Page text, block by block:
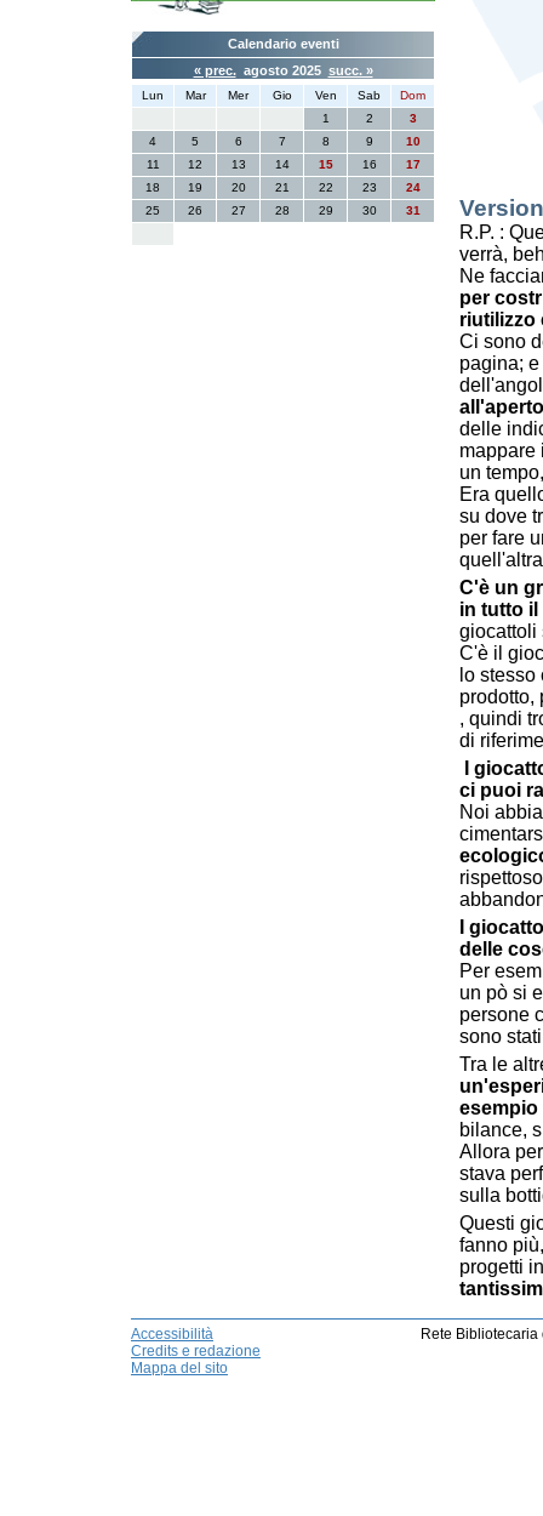
R.P. :
verrà,
Ne
per
riutilizzo
Ci sono
pagina;
delle
mappare
un
Era
su dove
per fare
C'è un
in tutto
giocattoli
C'è il
lo
prodotto,
, quindi
di
I
ci puoi
Noi
I
delle
Per
un pò si
persone
sono
Tra le
esempio
bilance,
Allora
stava
sulla
Questi
fanno
progetti
Calendario eventi
« prec.agosto 2025 succ. »
Lun Mar Mer Gio Ven Sab
Dom
1
2
3
4
5 6 7 8 9
10
11
12 13 14 15 16
17
18
19 20 21 22 23
24
25
26 27 28 29 30 31
Accessibilità
Credits e redazione
Mappa del sito
Rete